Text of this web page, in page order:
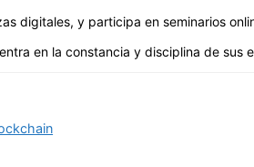
digitales, y participa en seminarios
en la constancia y disciplina de sus